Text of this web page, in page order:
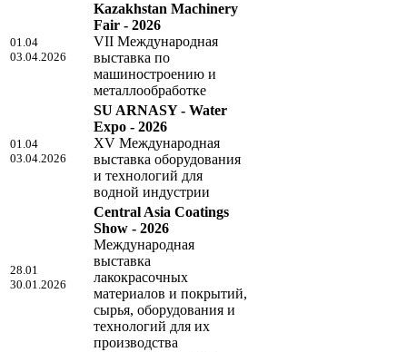
01.04
03.04.2026
Kazakhstan Machinery
Fair - 2026
VII Международная
выставка по
машиностроению и
металлообработке
01.04
03.04.2026
SU ARNASY - Water
Expo - 2026
XV Международная
выставка оборудования
и технологий для
водной индустрии
28.01
30.01.2026
Central Asia Coatings
Show - 2026
Международная
выставка
лакокрасочных
материалов и покрытий,
сырья, оборудования и
технологий для их
производства